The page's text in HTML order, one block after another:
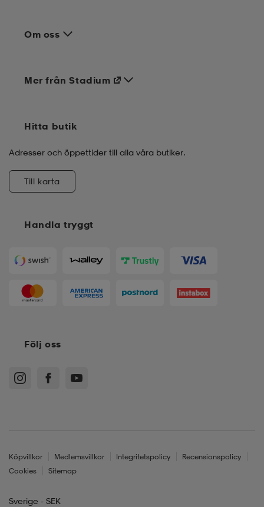
Om oss
Handla tryggt
Mer från Stadium
Hitta butik
Adresser och öppettider till alla våra butiker.
Till karta
Följ oss
Köpvillkor Medlemsvillkor Integritetspolicy
Recensionspolicy
Cookies
Sitemap
Sverige - SEK